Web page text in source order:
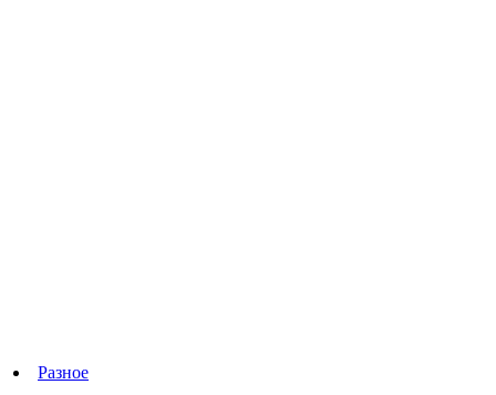
Разное